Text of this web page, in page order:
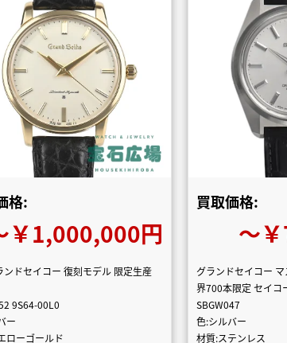
格:
￥1,000,000円
ンドセイコー 復刻モデル 限定生産
9S64-00L0
ー
ローゴールド
買取価格:
〜
グランドセイコー
界700本限定 セイコ
SBGW047
色:シルバー
材質:ステンレス